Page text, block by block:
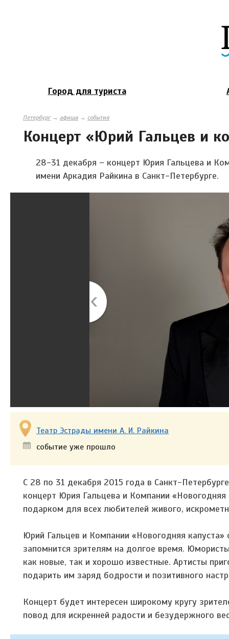
Город для туриста
Петербург→ афиша → события
Концерт «Юрий Гальцев и
28-31 декабря – концерт Юрия Гальцева и
имени Аркадия Райкина в Санкт-Петербурге.
Театр Эстрады имени А. И. Райкина
событие уже прошло
С 28 по 31 декабря 2015 года в Санкт-
концерт Юрия Гальцева и Компании
подарком для всех любителей живого,
Юрий Гальцев и Компании «Новогодняя
запомнится зрителям на долгое время.
как новые, так и хорошо известные. Артисты
подарить им заряд бодрости и позитивного
Концерт будет интересен широкому кругу
повод для искренней радости и безудержного